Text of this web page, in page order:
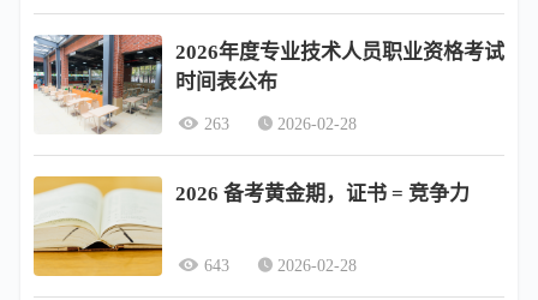
2026年度专业技术人员职业资格考试
时间表公布
263 2026-02-28
2026 备考黄金期，证书 = 竞争力
643 2026-02-28